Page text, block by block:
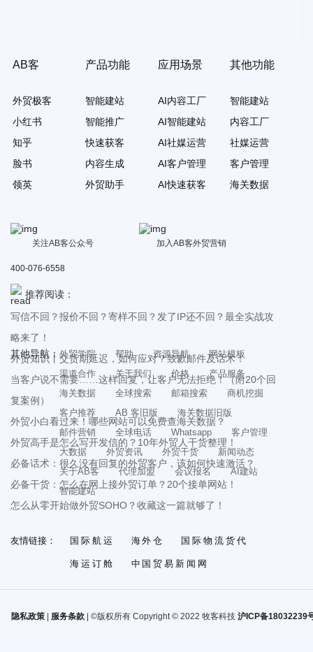
AB客
外贸极客
小红书
知乎
脸书
领英
产品功能
智能建站
智能推广
快速获客
内容生成
外贸助手
应用场景
AI内容工厂
AI智能建站
AI社媒运营
AI客户管理
AI快速获客
其他功能
智能建站
内容工厂
社媒运营
客户管理
海关数据
关注AB客公众号 加入AB客外贸营销
400-076-6558
推荐阅读：
写信不回？报价不回？寄样不回？发了IP还不回？最全实战攻
略来了！
外贸知识丨交货期延迟，如何应对？致歉邮件及话术！
当客户说不需要……这样回复，让客户无法拒绝！（附20个回
复案例）
外贸小白看过来！哪些网站可以免费查海关数据？
外贸高手是怎么写开发信的？10年外贸人干货整理！
必备话术：很久没有回复的外贸客户，该如何快速激活？
必备干货：怎么在网上接外贸订单？20个接单网站！
怎么从零开始做外贸SOHO？收藏这一篇就够了！
其他导航： 外贸学院 帮助 资源导航
网站模板
渠道合作
关于我们 价格
产品服务
海关数据
全球搜索 邮箱搜索
商机挖掘
客户推荐
AB 客旧版
海关数据旧版
邮件营销
全球电话 Whatsapp
客户管理
大数据
外贸资讯 外贸干货
新闻动态
关于AB客
代理加盟 会议报名
AI建站
智能建站
友情链接： 国际航运 海外仓 国际物流货代
海运订舱 中国贸易新闻网
隐私政策| 服务条款| ©版权所有 Copyright © 2022 牧客科技 沪ICP备18032239